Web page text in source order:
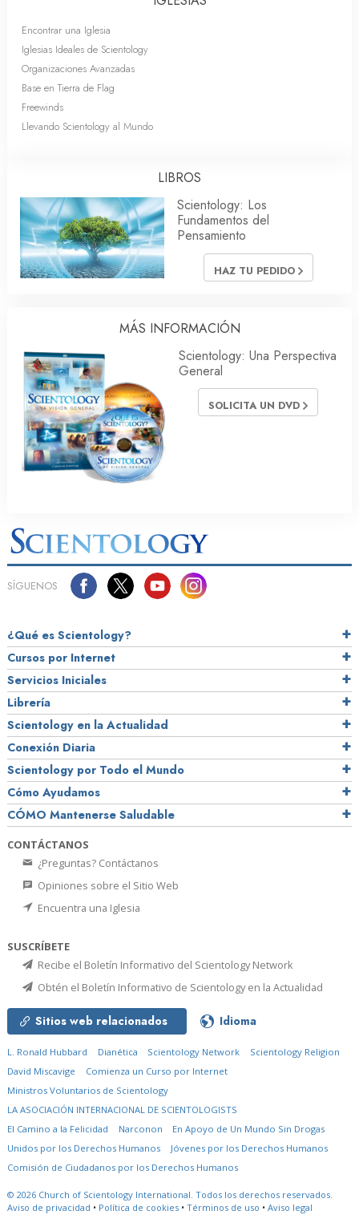
Encontrar una Iglesia
Iglesias Ideales de Scientology
Organizaciones Avanzadas
Base en Tierra de Flag
Freewinds
Llevando Scientology al Mundo
LIBROS
Scientology: Los
Fundamentos del
Pensamiento
HAZ TU PEDIDO
MÁS INFORMACIÓN
Scientology: Una Perspectiva
General
SOLICITA UN DVD
SÍGUENOS
¿Qué es Scientology?
Cursos por Internet
Servicios Iniciales
Librería
Scientology en la Actualidad
Conexión Diaria
Scientology por Todo el Mundo
Cómo Ayudamos
CÓMO Mantenerse Saludable
CONTÁCTANOS
¿Preguntas? Contáctanos
Opiniones sobre el Sitio Web
Encuentra una Iglesia
SUSCRÍBETE
Recibe el Boletín Informativo del Scientology Network
Obtén el Boletín Informativo de Scientology en la Actualidad
Sitios web relacionados Idioma
L. Ronald Hubbard Dianética Scientology Network
Scientology Religion
David Miscavige
Comienza un Curso por Internet
Ministros Voluntarios de Scientology
LA ASOCIACIÓN INTERNACIONAL DE SCIENTOLOGISTS
El Camino a la Felicidad
Narconon
En Apoyo de Un Mundo Sin Drogas
Unidos por los Derechos Humanos
Jóvenes por los Derechos Humanos
Comisión de Ciudadanos por los Derechos Humanos
© 2026 Church of Scientology International. Todos los derechos reservados.
Aviso de privacidad • Política de cookies • Términos de uso • Aviso legal